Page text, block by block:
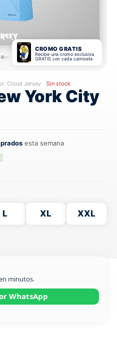
CROMO GRATIS
Recibe una cromo exclusiva
GRATIS con cada camiseta
Cloud Jersey Sin stock
York City
esta semana
L XL XXL
minutos.
WhatsApp